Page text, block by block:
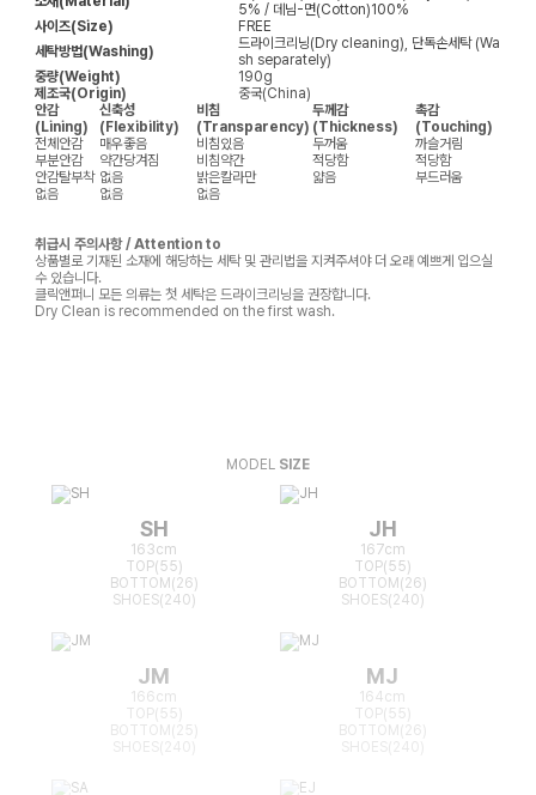
5% / 데님-면(Cotton)100%
사이즈(Size)
FREE
세탁방법(Washing)
드라이크리닝(Dry cleaning), 단독손세탁 (Wa
sh separately)
중량(Weight)
190g
제조국(Origin)
중국(China)
안감
(Lining)
신축성
(Flexibility)
비침
(Transparency)
두께감
(Thickness)
촉감
(Touching)
전체안감
매우좋음 비침있음 두꺼움
까슬거림
부분안감
약간당겨짐 비침약간 적당함
적당함
안감탈부착 없음 밝은칼라만 얇음
부드러움
없음
없음 없음
취급시 주의사항 / Attention to
상품별로 기재된 소재에 해당하는 세탁 및 관리법을 지켜주셔야 더 오래 예쁘게 입으실
수 있습니다.
클릭앤퍼니 모든 의류는 첫 세탁은 드라이크리닝을 권장합니다.
Dry Clean is recommended on the first wash.
MODEL SIZE
SH
163cm
TOP(55)
BOTTOM(26)
SHOES(240)
JH
167cm
TOP(55)
BOTTOM(26)
SHOES(240)
JM
166cm
TOP(55)
BOTTOM(25)
MJ
164cm
TOP(55)
BOTTOM(26)